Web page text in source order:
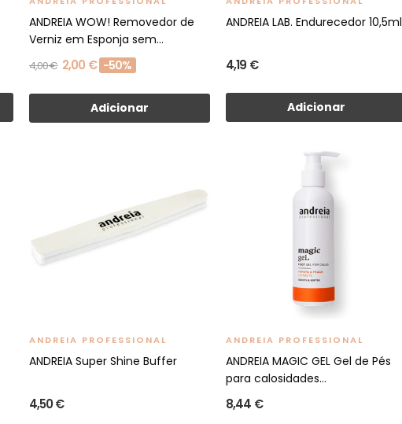
ANDREIA WOW! Removedor de
Verniz em Esponja sem...
4,00 € 2,00 € -50%
Adicionar
ANDREIA LAB. Endurecedor 10,5ml
4,19 €
Adicionar
ANDREIA PROFESSIONAL
ANDREIA Super Shine Buffer
4,50 €
ANDREIA PROFESSIONAL
ANDREIA MAGIC GEL Gel de Pés
para calosidades...
8,44 €